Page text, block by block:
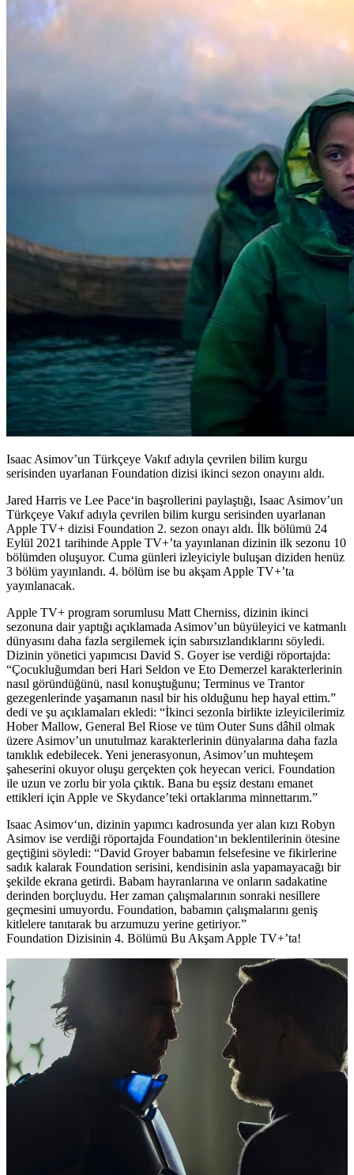
Isaac Asimov’un Türkçeye Vakıf adıyla çevrilen bilim kurgu
serisinden uyarlanan Foundation dizisi ikinci sezon onayını aldı.
Jared Harris ve Lee Pace‘in başrollerini paylaştığı, Isaac Asimov’un
Türkçeye Vakıfadıyla çevrilen bilim kurgu serisinden uyarlanan
Apple TV+ dizisi Foundation 2. sezon onayı aldı. İlk bölümü 24
Eylül 2021 tarihinde Apple TV+’ta yayınlanan dizinin ilk sezonu 10
bölümden oluşuyor. Cuma günleri izleyiciyle buluşan diziden henüz
3 bölüm yayınlandı. 4. bölüm ise bu akşam Apple TV+’ta
yayınlanacak.
Apple TV+ program sorumlusu Matt Cherniss, dizinin ikinci
sezonuna dair yaptığı açıklamada Asimov’un büyüleyici ve katmanlı
dünyasını daha fazla sergilemek için sabırsızlandıklarını söyledi.
Dizinin yönetici yapımcısı David S. Goyerise verdiği röportajda:
“Çocukluğumdan beri Hari Seldon ve Eto Demerzel karakterlerinin
nasıl göründüğünü, nasıl konuştuğunu; Terminus ve Trantor
gezegenlerinde yaşamanın nasıl bir his olduğunu hep hayal ettim.”
dedi ve şu açıklamaları ekledi: “İkinci sezonla birlikte izleyicilerimiz
Hober Mallow, General Bel Riose ve tüm Outer Suns dâhil olmak
üzere Asimov’un unutulmaz karakterlerinin dünyalarına daha fazla
tanıklık edebilecek. Yeni jenerasyonun, Asimov’un muhteşem
şaheserini okuyor oluşu gerçekten çok heyecan verici. Foundation
ile uzun ve zorlu bir yola çıktık. Bana bu eşsiz destanı emanet
ettikleri için Apple ve Skydance’teki ortaklarıma minnettarım.”
Isaac Asimov‘un, dizinin yapımcı kadrosunda yer alan kızı Robyn
Asimov ise verdiği röportajda Foundation‘ın beklentilerinin ötesine
geçtiğini söyledi: “David Groyerbabamın felsefesine ve fikirlerine
sadık kalarak Foundation serisini, kendisinin asla yapamayacağı bir
şekilde ekrana getirdi. Babam hayranlarına ve onların sadakatine
derinden borçluydu. Her zaman çalışmalarının sonraki nesillere
geçmesini umuyordu. Foundation, babamın çalışmalarını geniş
kitlelere tanıtarak bu arzumuzu yerine getiriyor.”
Foundation Dizisinin 4. Bölümü Bu Akşam Apple TV+’ta!